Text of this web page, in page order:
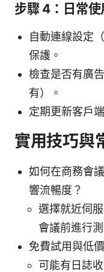
步驟 4：日常
自動連線設定
保護。
檢查是否有廣
有）。
定期更新客戶
實用技巧與
如何在商務會
響流暢度？
選擇就近伺
會議前進行
免費試用與低
可能有日誌